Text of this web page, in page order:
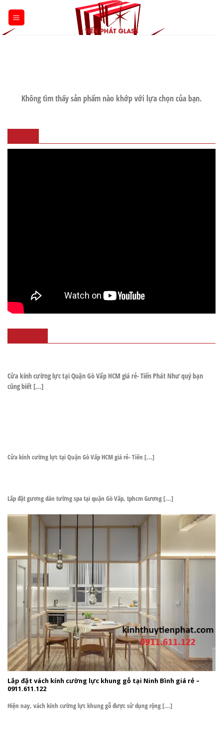
content
Không tìm thấy sản phẩm nào khớp với lựa chọn của bạn.
Cửa kính cường lực tại Quận Gò Vấp HCM giá rẻ- Tiến Phát Như quý bạn
cũng biết [...]
Cửa kính cường lực tại Quận Gò Vấp HCM giá rẻ- Tiến [...]
Lắp đặt gương dán tường spa tại quận Gò Vấp, tphcm Gương [...]
Lắp đặt vách kính cường lực khung gỗ tại Ninh Bình giá rẻ –
0911.611.122
Hiện nay, vách kính cường lực khung gỗ được sử dụng rộng [...]